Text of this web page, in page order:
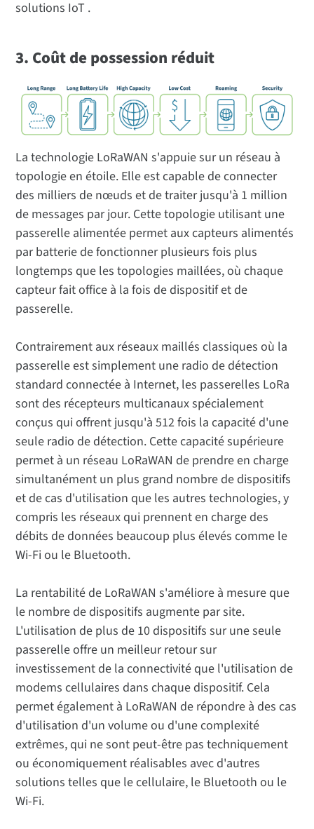
solutions IoT .
3. Coût de possession réduit
La technologie LoRaWAN s'appuie sur un réseau à
topologie en étoile. Elle est capable de connecter
des milliers de nœuds et de traiter jusqu'à 1 million
de messages par jour. Cette topologie utilisant une
passerelle alimentée permet aux capteurs alimentés
par batterie de fonctionner plusieurs fois plus
longtemps que les topologies maillées, où chaque
capteur fait office à la fois de dispositif et de
passerelle.
Contrairement aux réseaux maillés classiques où la
passerelle est simplement une radio de détection
standard connectée à Internet, les passerelles LoRa
sont des récepteurs multicanaux spécialement
conçus qui offrent jusqu'à 512 fois la capacité d'une
seule radio de détection. Cette capacité supérieure
permet à un réseau LoRaWAN de prendre en charge
simultanément un plus grand nombre de dispositifs
et de cas d'utilisation que les autres technologies, y
compris les réseaux qui prennent en charge des
débits de données beaucoup plus élevés comme le
Wi-Fi ou le Bluetooth.
La rentabilité de LoRaWAN s'améliore à mesure que
le nombre de dispositifs augmente par site.
L'utilisation de plus de 10 dispositifs sur une seule
passerelle offre un meilleur retour sur
investissement de la connectivité que l'utilisation de
modems cellulaires dans chaque dispositif. Cela
permet également à LoRaWAN de répondre à des cas
d'utilisation d'un volume ou d'une complexité
extrêmes, qui ne sont peut-être pas techniquement
ou économiquement réalisables avec d'autres
solutions telles que le cellulaire, le Bluetooth ou le
Wi-Fi.